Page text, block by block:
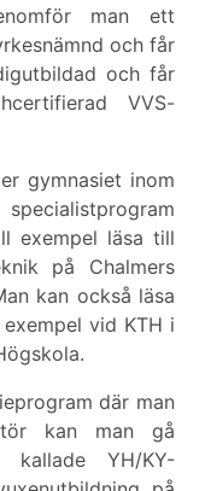
man ett
och får
och får
VVS-
gymnasiet inom
exempel läsa till
på Chalmers
kan också läsa
vid KTH i
där man
kan man gå
kallade YH/KY-